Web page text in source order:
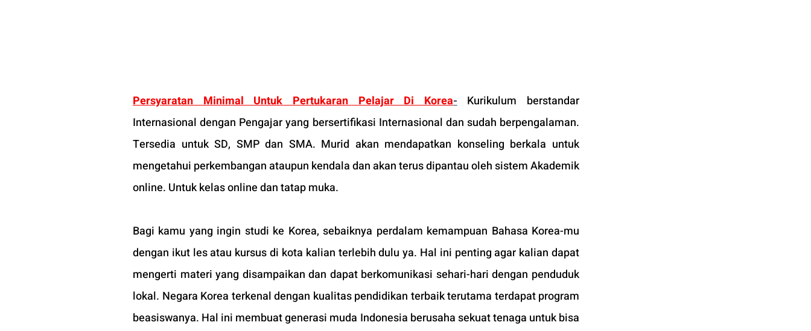
Persyaratan Minimal Untuk Pertukaran Pelajar Di Korea-
Kurikulum berstandar
Internasional dengan Pengajar yang bersertifikasi Internasional dan sudah berpengalaman.
Tersedia untuk SD, SMP dan SMA. Murid akan mendapatkan konseling berkala untuk
mengetahui perkembangan ataupun kendala dan akan terus dipantau oleh sistem Akademik
online. Untuk kelas online dan tatap muka.
Bagi kamu yang ingin studi ke Korea, sebaiknya perdalam kemampuan Bahasa Korea-mu
dengan ikut les atau kursus di kota kalian terlebih dulu ya. Hal ini penting agar kalian dapat
mengerti materi yang disampaikan dan dapat berkomunikasi sehari-hari dengan penduduk
lokal. Negara Korea terkenal dengan kualitas pendidikan terbaik terutama terdapat program
beasiswanya. Hal ini membuat generasi muda Indonesia berusaha sekuat tenaga untuk bisa